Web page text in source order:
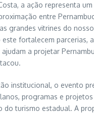
a ação representa um
entre
grandes vitrines do
fortalecem parcerias,
a projetar
institucional, o evento
programas e
do turismo estadual. A